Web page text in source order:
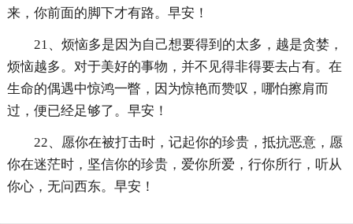
来，你前面的脚下才有路。早安！
21、烦恼多是因为自己想要得到的太多，越是贪婪，
烦恼越多。对于美好的事物，并不见得非得要去占有。在
生命的偶遇中惊鸿一瞥，因为惊艳而赞叹，哪怕擦肩而
过，便已经足够了。早安！
22、愿你在被打击时，记起你的珍贵，抵抗恶意，愿
你在迷茫时，坚信你的珍贵，爱你所爱，行你所行，听从
你心，无问西东。早安！